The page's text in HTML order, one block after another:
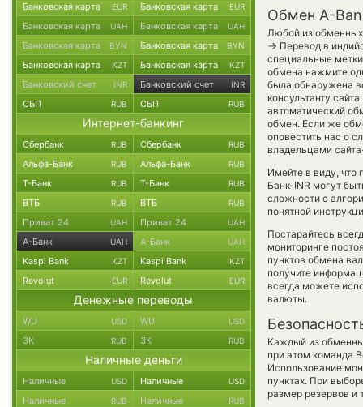
Обмен A-
Любой из обменных
→ Перевод в
специальные
обмена нажмите
была обнаружена
консультанту
автоматический
обмен. Если же
оповестить нас о
владельцами
Имейте в виду,
Банк-INR могут
сложности с
понятной
Постарайтесь
мониторинге
пунктов обмена
получите
всегда можете
валюты.
Каждый из
при этом команда
Использование
пунктах. При
размер резервов и
Банковская карта EUR Банковская карта EUR
Банковская карта UAH Банковская карта UAH
Банковская карта BYN Банковская карта BYN
Банковская карта KZT Банковская карта KZT
Банковский счет INR Банковский счет INR
СБП RUB СБП RUB
Интернет-банкинг
Сбербанк RUB Сбербанк RUB
Альфа-Банк RUB Альфа-Банк RUB
Т-Банк RUB Т-Банк RUB
ВТБ RUB ВТБ RUB
Приват 24 UAH Приват 24 UAH
А-Банк UAH А-Банк UAH
Kaspi Bank KZT Kaspi Bank KZT
Revolut EUR Revolut EUR
Денежные переводы
WU USD WU USD
ЗК RUB ЗК RUB
Наличные деньги
Наличные USD Наличные USD
Наличные RUB Наличные RUB